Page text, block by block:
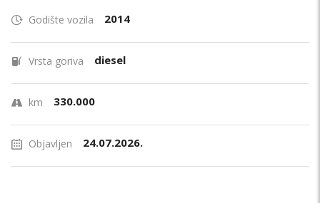
Godište vozila 2014
Vrsta goriva diesel
km 330.000
Objavljen 24.07.2026.